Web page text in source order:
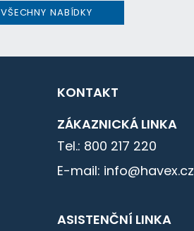
VŠECHNY NABÍDKY
KONTAKT
ZÁKAZNICKÁ LINKA
Tel.: 800 217 220
E-mail: info@havex.cz
ASISTENČNÍ LINKA